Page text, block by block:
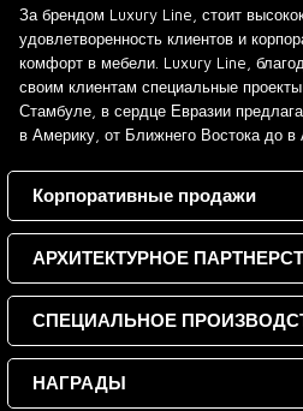
За брендом Luxury Line, стоит
удовлетворенность клиентов и
комфорт в мебели. Luxury Line,
своим клиентам специальные
Стамбуле, в сердце Евразии
в Америку, от Ближнего Востока до
Корпоративные продажи
АРХИТЕКТУРНОЕ
СПЕЦИАЛЬНОЕ
НАГРАДЫ